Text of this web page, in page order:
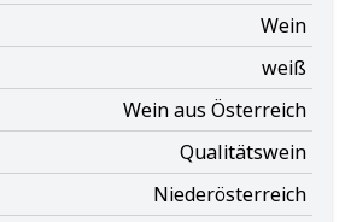
Wein
weiß
Wein aus Österreich
Qualitätswein
Niederösterreich